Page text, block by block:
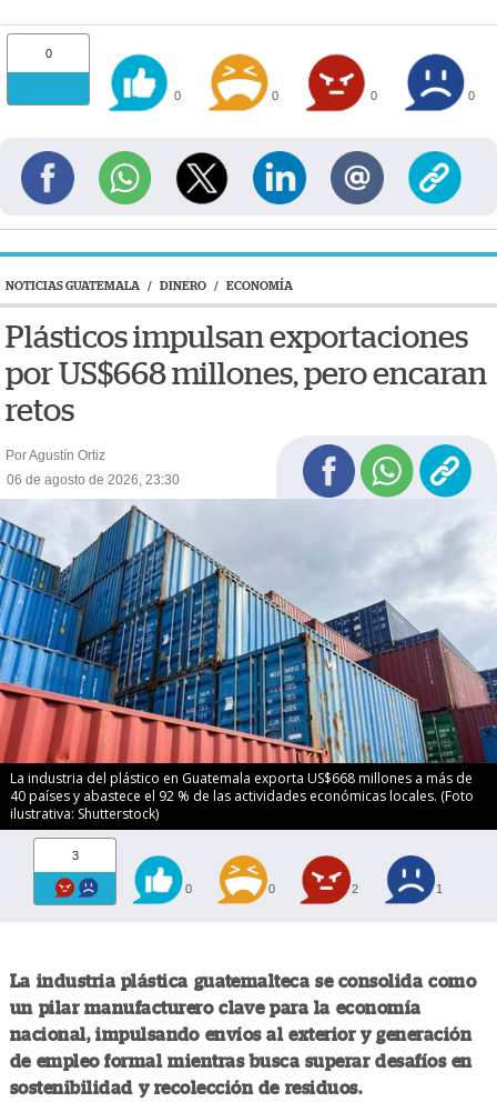
0
0 0 0 0
NOTICIAS GUATEMALA / DINERO / ECONOMÍA
Plásticos impulsan exportaciones
por US$668 millones, pero encaran
retos
Por Agustín Ortiz
06 de agosto de 2026, 23:30
La industria del plástico en Guatemala exporta US$668 millones a más de
40 países y abastece el 92 % de las actividades económicas locales. (Foto
ilustrativa: Shutterstock)
3
0 0 2 1
La industria plástica guatemalteca se consolida como
un pilar manufacturero clave para la economía
nacional, impulsando envíos al exterior y generación
de empleo formal mientras busca superar desafíos en
sostenibilidad y recolección de residuos.